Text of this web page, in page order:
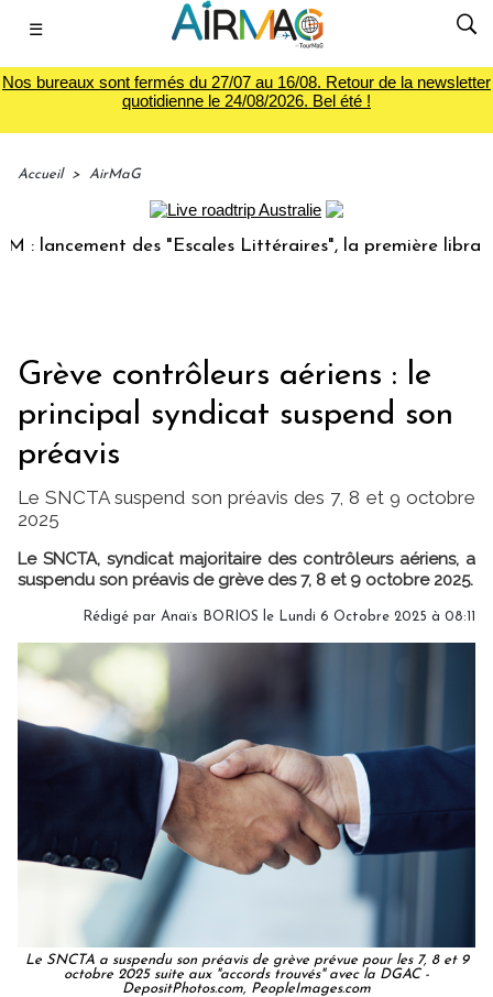
☰
Nos bureaux sont fermés du 27/07 au 16/08. Retour de la newsletter
quotidienne le 24/08/2026. Bel été !
Accueil > AirMaG
des "Escales Littéraires", la première librairie du
Grève contrôleurs aériens : le
principal syndicat suspend son
préavis
Le SNCTA suspend son préavis des 7, 8 et 9 octobre
2025
Le SNCTA, syndicat majoritaire des contrôleurs aériens, a
suspendu son préavis de grève des 7, 8 et 9 octobre 2025.
Rédigé par Anaïs BORIOS le Lundi 6 Octobre 2025 à 08:11
Le SNCTA a suspendu son préavis de grève prévue pour les 7, 8 et 9
octobre 2025 suite aux "accords trouvés" avec la DGAC -
DepositPhotos.com, PeopleImages.com